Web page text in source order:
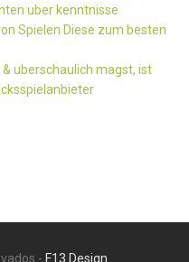
uber kenntnisse
Spielen Diese zum besten
uberschaulich magst, ist
- F13 Design